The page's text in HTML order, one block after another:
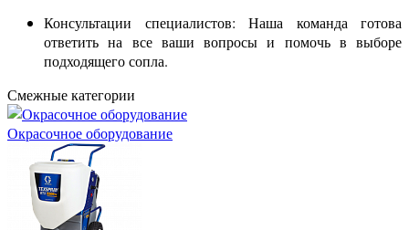
Консультации специалистов: Наша команда готова
ответить на все ваши вопросы и помочь в выборе
подходящего сопла.
Смежные категории
Окрасочное оборудование